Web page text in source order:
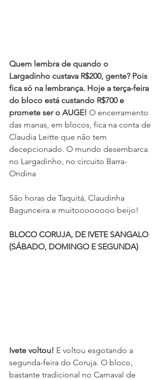
Quem lembra de quando o
Largadinho custava R$200, gente? Pois
fica só na lembrança. Hoje a terça-feira
do bloco está custando R$700 e
promete ser o AUGE! O encerramento
das manas, em blocos, fica na conta de
Claudia Leitte que não tem
decepcionado. O mundo desembarca
no Largadinho, no circuito Barra-
Ondina
São horas de Taquitá, Claudinha
Bagunceira e muitoooooooo beijo!
BLOCO CORUJA, DE IVETE SANGALO
(SÁBADO, DOMINGO E SEGUNDA)
Ivete voltou! E voltou esgotando a
segunda-feira do Coruja. O bloco,
bastante tradicional no Carnaval de